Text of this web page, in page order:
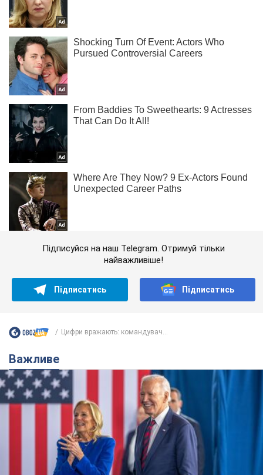
Підписуйся на наш Telegram. Отримуй тільки
найважливіше!
Підписатись Підписатись
Цифри вражають: командувач...
Важливе